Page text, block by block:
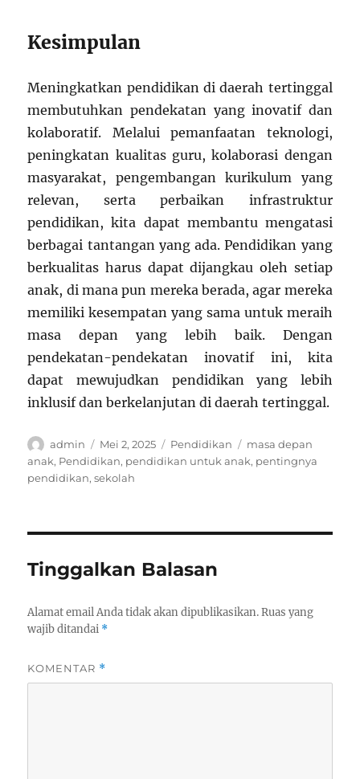
Kesimpulan
Meningkatkan pendidikan di daerah tertinggal
membutuhkan pendekatan yang inovatif dan
kolaboratif. Melalui pemanfaatan teknologi,
peningkatan kualitas guru, kolaborasi dengan
masyarakat, pengembangan kurikulum yang
relevan, serta perbaikan infrastruktur
pendidikan, kita dapat membantu mengatasi
berbagai tantangan yang ada. Pendidikan yang
berkualitas harus dapat dijangkau oleh setiap
anak, di mana pun mereka berada, agar mereka
memiliki kesempatan yang sama untuk meraih
masa depan yang lebih baik. Dengan
pendekatan-pendekatan inovatif ini, kita
dapat mewujudkan pendidikan yang lebih
inklusif dan berkelanjutan di daerah tertinggal.
Author
admin
Posted
on
Mei 2, 2025 Categories
Pendidikan Tags
masa depan
anak, Pendidikan, pendidikan untuk anak, pentingnya
pendidikan,sekolah
Tinggalkan Balasan
Alamat email Anda tidak akan dipublikasikan. Ruas yang
wajib ditandai *
KOMENTAR *